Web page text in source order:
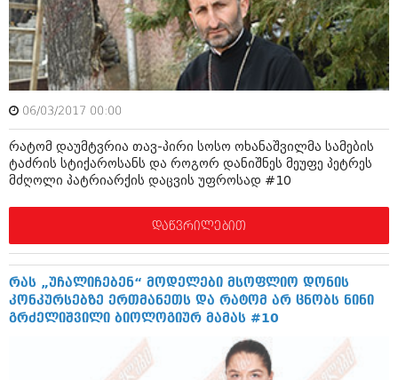
სექტემბერი 2014 (394)
აგვისტო 2014 (248)
ივლისი 2014 (313)
ივნისი 2014 (366)
მაისი 2014 (313)
აპრილი 2014 (290)
თებერვალი 2014 (318)
იანვარი 2014 (297)
დეკემბერი 2013 (365)
სექტემბერი 2013 (368)
ივლისი 2013 (182)
ივნისი 2013 (212)
მაისი 2013 (259)
აპრილი 2013 (304)
მარტი 2013 (352)
თებერვალი 2013 (204)
იანვარი 2013 (334)
06/03/2017 00:00
რატომ დაუმტვრია თავ-პირი სოსო ოხანაშვილმა სამების
ტაძრის სტიქაროსანს და როგორ დანიშნეს მეუფე პეტრეს
მძღოლი პატრიარქის დაცვის უფროსად #10
დაწვრილებით
რას „უჩალიჩებენ“ მოდელები მსოფლიო დონის
კონკურსებზე ერთმანეთს და რატომ არ ცნობს ნინი
გრძელიშვილი ბიოლოგიურ მამას #10